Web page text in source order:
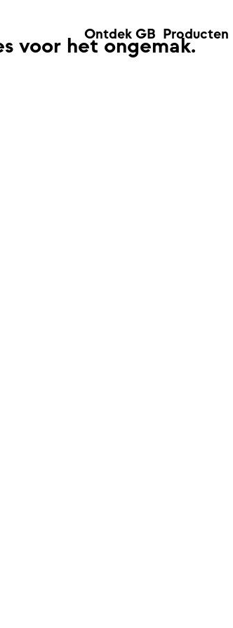
Ontdek GB Producten
voor het ongemak.